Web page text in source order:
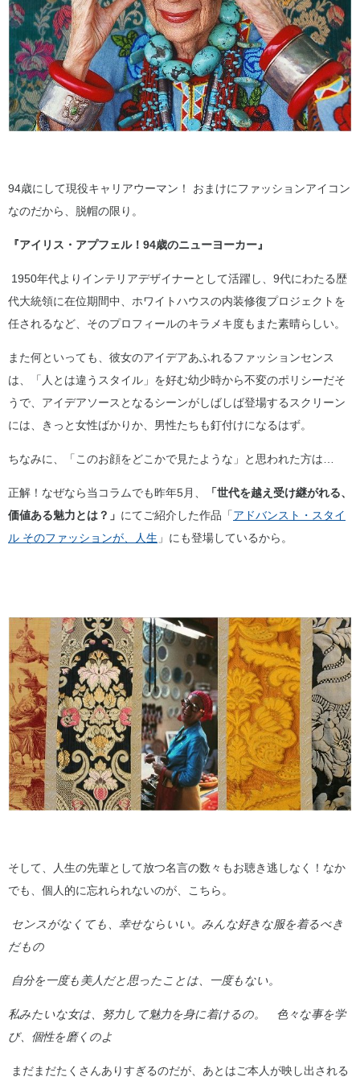
94歳にして現役キャリアウーマン！ おまけにファッションアイコン
なのだから、脱帽の限り。
『アイリス・アプフェル！94歳のニューヨーカー』
1950年代よりインテリアデザイナーとして活躍し、9代にわたる歴
代大統領に在位期間中、ホワイトハウスの内装修復プロジェクトを
任されるなど、そのプロフィールのキラメキ度もまた素晴らしい。
また何といっても、彼女のアイデアあふれるファッションセンス
は、「人とは違うスタイル」を好む幼少時から不変のポリシーだそ
うで、アイデアソースとなるシーンがしばしば登場するスクリーン
には、きっと女性ばかりか、男性たちも釘付けになるはず。
ちなみに、「このお顔をどこかで見たような」と思われた方は…
正解！なぜなら当コラムでも昨年5月、
「世代を越え受け継がれる、
価値ある魅力とは？」 にてご紹介した作品「アドバンスト・スタイ
ル そのファッションが、人生 」にも登場しているから。
そして、人生の先輩として放つ名言の数々もお聴き逃しなく！なか
でも、個人的に忘れられないのが、こちら。
センスがなくても、幸せならいい。みんな好きな服を着るべき
だもの
自分を一度も美人だと思ったことは、一度もない。
私みたいな女は、努力して魅力を身に着けるの。 色々な事を学
び、個性を磨くのよ
まだまだたくさんありすぎるのだが、あとはご本人が映し出される